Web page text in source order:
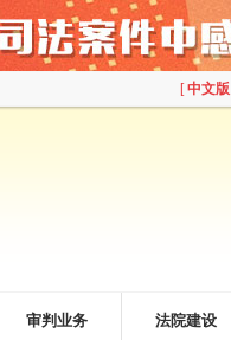
[中文版
审判业务 法院建设